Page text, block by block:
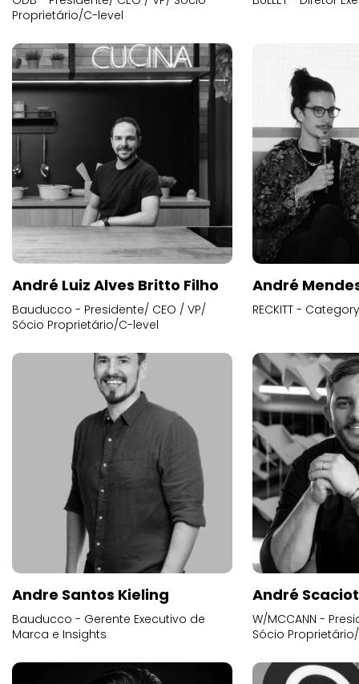
Proprietário/C-level
André Luiz Alves Britto Filho
Bauducco - Presidente/ CEO / VP/
Sócio Proprietário/C-level
André
RECKITT -
Andre Santos Kieling
Bauducco - Gerente Executivo de
Marca e Insights
André
W/MCCANN -
Sócio